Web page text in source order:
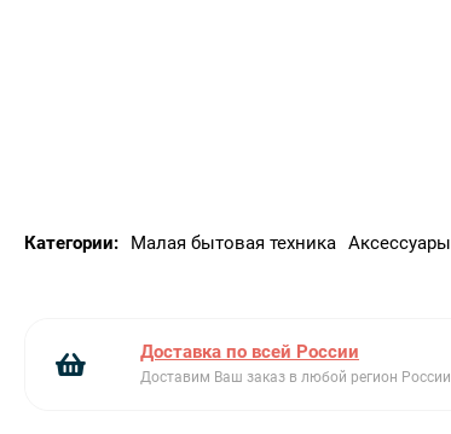
Категории: Малая бытовая техника Аксессуары
Доставка по всей России
Доставим Ваш заказ в любой регион России